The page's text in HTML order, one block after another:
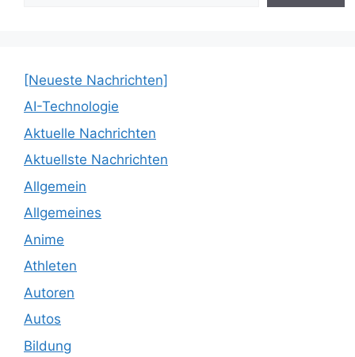
[Neueste Nachrichten]
AI-Technologie
Aktuelle Nachrichten
Aktuellste Nachrichten
Allgemein
Allgemeines
Anime
Athleten
Autoren
Autos
Bildung